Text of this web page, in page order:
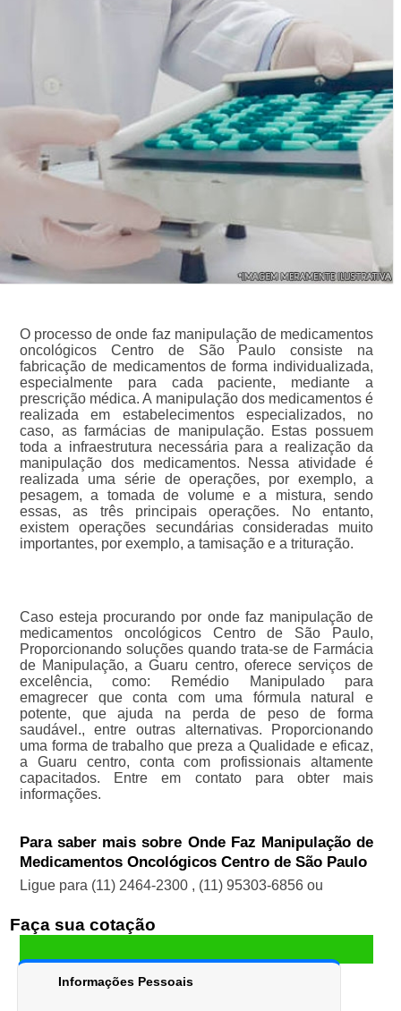
O processo de onde faz manipulação de medicamentos
oncológicos Centro de São Paulo consiste na
fabricação de medicamentos de forma individualizada,
especialmente para cada paciente, mediante a
prescrição médica. A manipulação dos medicamentos é
realizada em estabelecimentos especializados, no
caso, as farmácias de manipulação. Estas possuem
toda a infraestrutura necessária para a realização da
manipulação dos medicamentos. Nessa atividade é
realizada uma série de operações, por exemplo, a
pesagem, a tomada de volume e a mistura, sendo
essas, as três principais operações. No entanto,
existem operações secundárias consideradas muito
importantes, por exemplo, a tamisação e a trituração.
Caso esteja procurando por onde faz manipulação de
medicamentos oncológicos Centro de São Paulo,
Proporcionando soluções quando trata-se de Farmácia
de Manipulação, a Guaru centro, oferece serviços de
excelência, como: Remédio Manipulado para
emagrecer que conta com uma fórmula natural e
potente, que ajuda na perda de peso de forma
saudável., entre outras alternativas. Proporcionando
uma forma de trabalho que preza a Qualidade e eficaz,
a Guaru centro, conta com profissionais altamente
capacitados. Entre em contato para obter mais
informações.
Para saber mais sobre Onde Faz Manipulação de
Medicamentos Oncológicos Centro de São Paulo
Ligue para (11) 2464-2300 , (11) 95303-6856 ou
Faça sua cotação
Informações Pessoais